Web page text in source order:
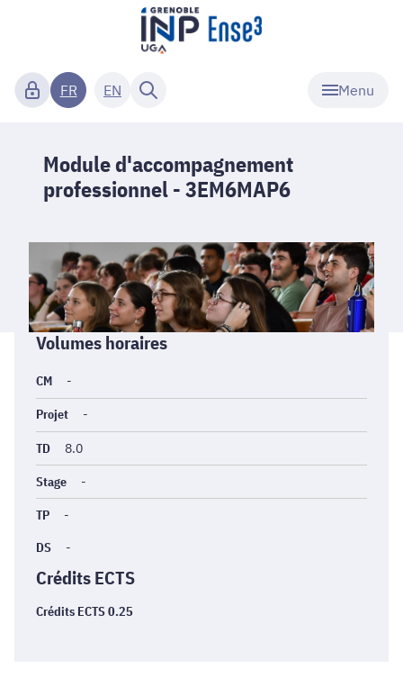
Menu
FR EN
Module d'accompagnement
professionnel - 3EM6MAP6
Informations
générales
Volumes horaires
CM -
Projet -
TD 8.0
Stage -
TP -
DS -
Crédits ECTS
Crédits ECTS 0.25